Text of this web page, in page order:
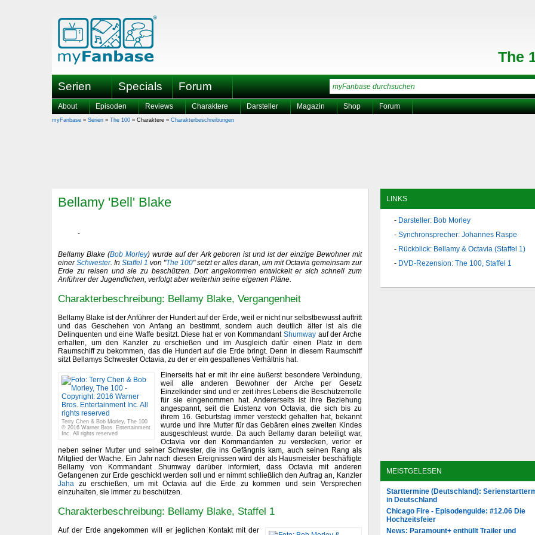
The
Serien Specials Forum
About Episoden Reviews Charaktere Darsteller Magazin Shop Forum
myFanbase » Serien » The 100 » Charaktere » Charakterbeschreibungen
Bellamy 'Bell' Blake
Bellamy Blake (Bob Morley) wurde auf der Ark geboren ist und ist der einzige Bewohner mit
einerSchwester. In Staffel 1 von "The 100" setzt er alles daran, um mit Octavia gemeinsam zur
Erde zu reisen und sie zu beschützen. Dort angekommen entwickelt er sich schnell zum
Anführer der Jugendlichen, verfolgt aber weiterhin seine eigenen Pläne.
Charakterbeschreibung: Bellamy Blake, Vergangenheit
Bellamy Blake ist der Anführer der Hundert auf der Erde, weil er nicht nur selbstbewusst auftritt
und das Geschehen von Anfang an bestimmt, sondern auch deutlich älter ist als die
Delinquenten und eine Waffe besitzt. Diese hat er von Kommandant Shumwayauf der Arche
erhalten, um den Kanzler zu erschießen und im Ausgleich dafür einen Platz in dem
Raumschiff zu bekommen, das die Hundert auf die Erde bringt. Denn in diesem Raumschiff
sitzt Bellamys Schwester Octavia, zu der er ein gespaltenes Verhältnis hat.
Terry Chen & Bob Morley, The 100
© 2016 Warner Bros. Entertainment
Inc. All rights reserved
Einerseits hat er mit ihr eine äußerst besondere Verbindung,
weil alle anderen Bewohner der Arche per Gesetz
Einzelkinder sind und er zeit ihres Lebens die Beschützerrolle
für sie eingenommen hat. Andererseits ist ihre Beziehung
angespannt, seit die Existenz von Octavia, die sich bis zu
ihrem 16. Geburtstag immer versteckt gehalten hat, bekannt
wurde und ihre Mutter für das Gebären eines zweiten Kindes
ausgeschleust wurde. Da auch Bellamy daran beteiligt war,
Octavia vor den Kommandanten zu verstecken, verlor er
neben seiner Mutter und seiner Schwester, die ins Gefängnis kam, auch seinen Rang als
Mitglied der Wache. Ein Jahr nach diesen Ereignissen wird der als Hausmeister beschäftigte
Bellamy von Kommandant Shumway darüber informiert, dass Octavia mit anderen
Gefangenen zur Erde geschickt werden soll und er nimmt schließlich den Auftrag an, Kanzler
Jaha zu erschießen, um mit Octavia auf die Erde zu kommen und sein Versprechen
einzuhalten, sie immer zu beschützen.
Charakterbeschreibung: Bellamy Blake, Staffel 1
Auf der Erde angekommen will er jeglichen Kontakt mit der
LINKS
Darsteller: Bob Morley
Synchronsprecher: Johannes Raspe
Rückblick: Bellamy & Octavia (Staffel 1)
DVD-Rezension: The 100, Staffel 1
MEISTGELESEN
Starttermine (Deutschland):
in Deutschland
Chicago Fire - Episodenguide: #12.06 Die
Hochzeitsfeier
News: Paramount+ enthüllt Trailer und